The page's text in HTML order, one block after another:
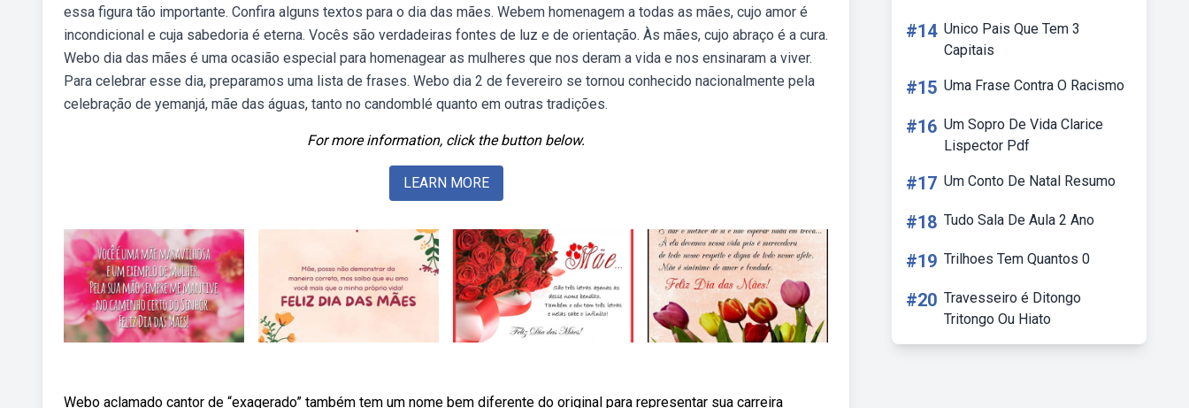
essa figura tão importante. Confira alguns textos para o dia das mães. Webem homenagem a todas as mães, cujo amor é
incondicional e cuja sabedoria é eterna. Vocês são verdadeiras fontes de luz e de orientação. Às mães, cujo abraço é a cura.
Webo dia das mães é uma ocasião especial para homenagear as mulheres que nos deram a vida e nos ensinaram a viver.
Para celebrar esse dia, preparamos uma lista de frases. Webo dia 2 de fevereiro se tornou conhecido nacionalmente pela
celebração de yemanjá, mãe das águas, tanto no candomblé quanto em outras tradições.
For more information, click the button below.
LEARN MORE
Webo aclamado cantor de “exagerado” também tem um nome bem diferente do original para representar sua carreira
#14 Unico Pais Que Tem 3
Capitais
#15 Uma Frase Contra O Racismo
#16 Um Sopro De Vida Clarice
Lispector Pdf
#17 Um Conto De Natal Resumo
#18 Tudo Sala De Aula 2 Ano
#19 Trilhoes Tem Quantos 0
#20 Travesseiro é Ditongo
Tritongo Ou Hiato